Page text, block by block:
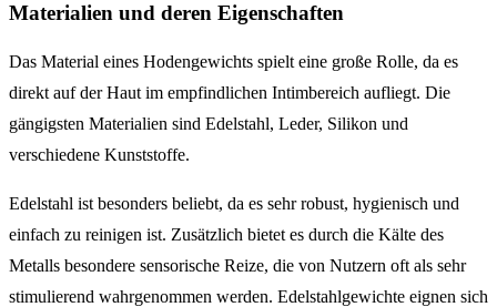
Materialien und deren Eigenschaften
Das Material eines Hodengewichts spielt eine große Rolle, da es
direkt auf der Haut im empfindlichen Intimbereich aufliegt. Die
gängigsten Materialien sind Edelstahl, Leder, Silikon und
verschiedene Kunststoffe.
Edelstahl ist besonders beliebt, da es sehr robust, hygienisch und
einfach zu reinigen ist. Zusätzlich bietet es durch die Kälte des
Metalls besondere sensorische Reize, die von Nutzern oft als sehr
stimulierend wahrgenommen werden. Edelstahlgewichte eignen sich